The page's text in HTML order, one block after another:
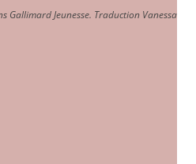
Jeunesse. Traduction Vanessa